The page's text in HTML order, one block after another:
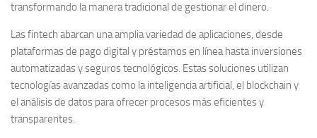
transformando la manera tradicional de gestionar el dinero.
Las fintech abarcan una amplia variedad de aplicaciones, desde
plataformas de pago digital y préstamos en línea hasta inversiones
automatizadas y seguros tecnológicos. Estas soluciones utilizan
tecnologías avanzadas como la inteligencia artificial, el blockchain y
el análisis de datos para ofrecer procesos más eficientes y
transparentes.